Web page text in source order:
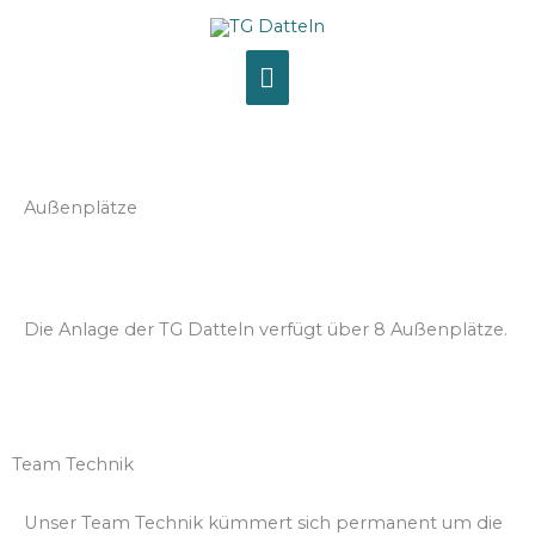
MAIN
MENU
Außenplätze
Die Anlage der TG Datteln verfügt über 8 Außenplätze.
Team Technik
Unser Team Technik kümmert sich permanent um die